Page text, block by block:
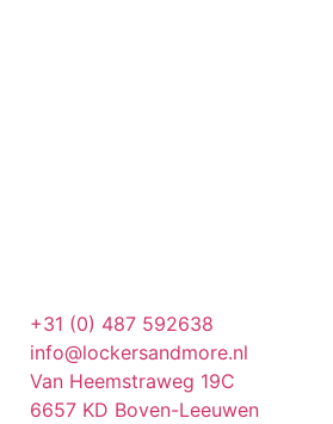
+31 (0) 487 592638
info@lockersandmore.nl
Van Heemstraweg 19C
6657 KD Boven-Leeuwen